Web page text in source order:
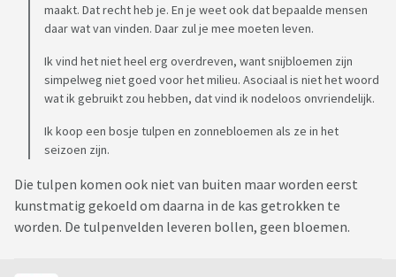
maakt. Dat recht heb je. En je weet ook dat bepaalde mensen
daar wat van vinden. Daar zul je mee moeten leven.
Ik vind het niet heel erg overdreven, want snijbloemen zijn
simpelweg niet goed voor het milieu. Asociaal is niet het woord
wat ik gebruikt zou hebben, dat vind ik nodeloos onvriendelijk.
Ik koop een bosje tulpen en zonnebloemen als ze in het
seizoen zijn.
Die tulpen komen ook niet van buiten maar worden eerst
kunstmatig gekoeld om daarna in de kas getrokken te
worden. De tulpenvelden leveren bollen, geen bloemen.